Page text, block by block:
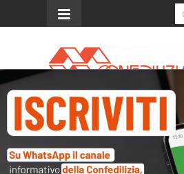
Menu
Chiarimenti sulla
Giorgetti-catasto